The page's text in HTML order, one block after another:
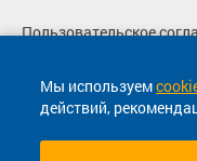
Мы используем
действий,
Пользовательское
Политика
Согласие на